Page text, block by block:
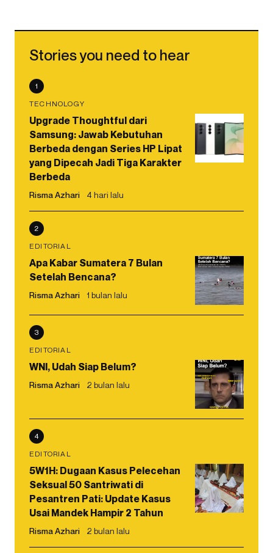
Stories you need to hear
1
TECHNOLOGY
Upgrade Thoughtful dari
Samsung: Jawab Kebutuhan
Berbeda dengan Series HP Lipat
yang Dipecah Jadi Tiga Karakter
Berbeda
Risma Azhari 4 hari lalu
2
EDITORIAL
Apa Kabar Sumatera 7 Bulan
Setelah Bencana?
Risma Azhari 1 bulan lalu
3
EDITORIAL
WNI, Udah Siap Belum?
Risma Azhari 2 bulan lalu
4
EDITORIAL
5W1H: Dugaan Kasus Pelecehan
Seksual 50 Santriwati di
Pesantren Pati: Update Kasus
Usai Mandek Hampir 2 Tahun
Risma Azhari 2 bulan lalu